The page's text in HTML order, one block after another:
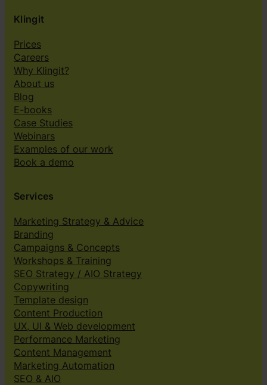
Klingit
Prices
Careers
Why Klingit?
About us
Blog
E-books
Case Studies
Webinars
Examples of our work
Book a demo
Services
Marketing Strategy & Advice
Branding
Campaigns & Concepts
Workshops & Training
SEO Strategy / AIO Strategy
Copywriting
Template design
Content Production
UX, UI & Web development
Performance Marketing
Content Management
Marketing Automation
SEO & AIO